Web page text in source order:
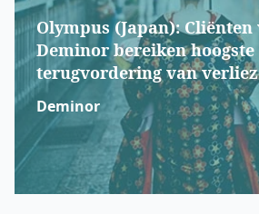
Olympus (Japan): Cliënten
Deminor bereiken hoogste
terugvordering van
Deminor